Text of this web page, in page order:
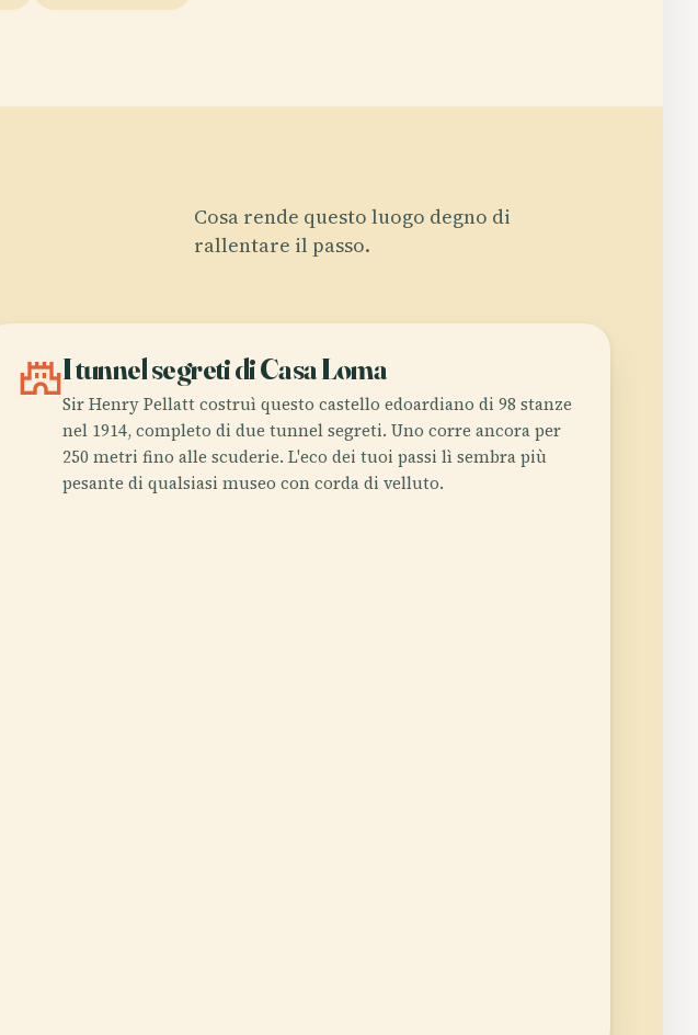
Cosa rende questo luogo degno di
rallentare il passo.
castleI tunnel segreti di Casa Loma
Sir Henry Pellatt costruì questo castello edoardiano di 98 stanze
nel 1914, completo di due tunnel segreti. Uno corre ancora per
250 metri fino alle scuderie. L'eco dei tuoi passi lì sembra più
pesante di qualsiasi museo con corda di velluto.